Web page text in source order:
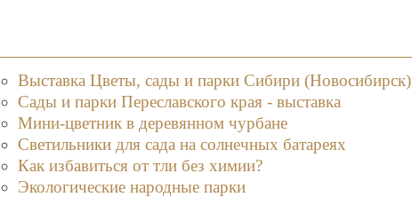
Выставка Цветы, сады и парки Сибири (Новосибирск)
Сады и парки Переславского края - выставка
Мини-цветник в деревянном чурбане
Светильники для сада на солнечных батареях
Как избавиться от тли без химии?
Экологические народные парки